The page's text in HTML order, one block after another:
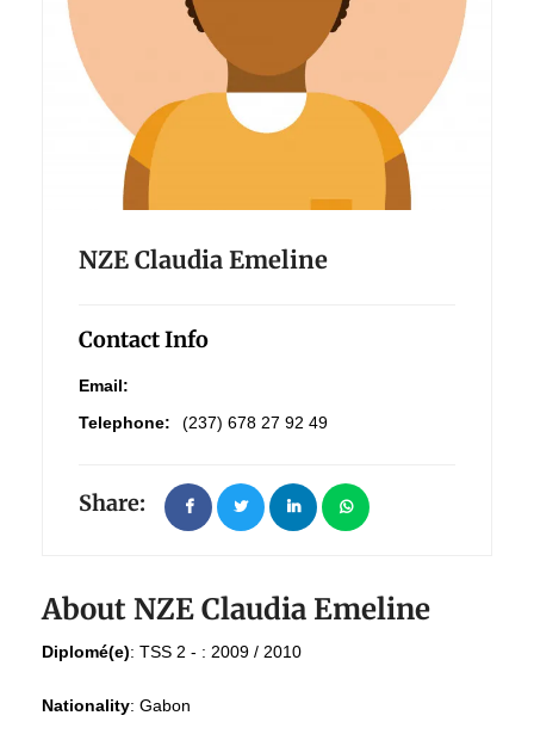
NZE Claudia Emeline
Contact Info
Email:
Telephone:
(237) 678 27 92 49
Share:
About NZE Claudia Emeline
Diplomé(e): TSS 2 - : 2009 / 2010
Nationality: Gabon